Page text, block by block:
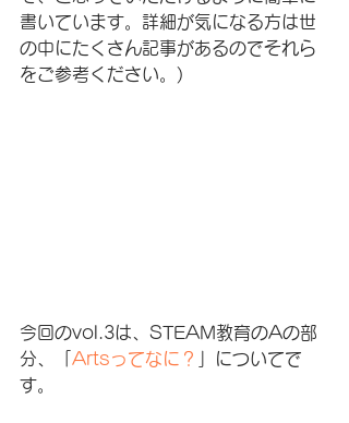
書いています。詳細が気になる方は世
の中にたくさん記事があるのでそれら
をご参考ください。)
今回のvol.3は、STEAM教育のAの部
分、「 Artsってなに？
」についてで
す。